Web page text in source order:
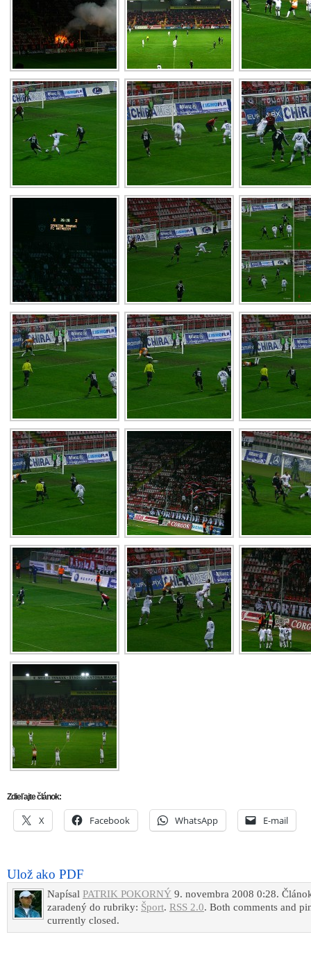
Zdieľajte článok:
X Facebook WhatsApp E-mail
Ulož ako PDF
Napísal PATRIK POKORNÝ 9. novembra 2008 0:28.
zaradený do rubriky: Šport. RSS 2.0. Both comments and
currently closed.